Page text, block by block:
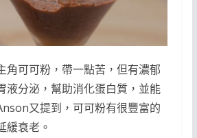
角可可粉，帶一點苦，但有濃郁
液分泌，幫助消化蛋白質，並能
又提到，可可粉有很豐富的
緩衰老。